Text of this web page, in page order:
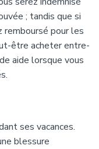
; tandis que si
remboursé pour les
être acheter entre-
aide lorsque vous
ses vacances.
blessure